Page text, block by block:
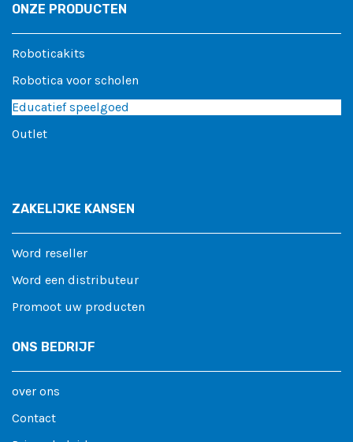
ONZE PRODUCTEN
Roboticakits
Robotica voor scholen
Educatief speelgoed
Outlet
ZAKELIJKE KANSEN
Word reseller
Word een distributeur
Promoot uw producten
ONS BEDRIJF
over ons
Contact